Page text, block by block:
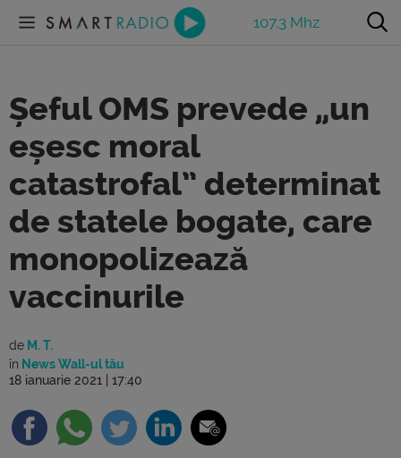
107.3 Mhz
Șeful OMS prevede „un
eșesc moral
catastrofal” determinat
de statele bogate, care
monopolizează
vaccinurile
de M. T.
în News Wall-ul tău
18 ianuarie 2021 | 17:40